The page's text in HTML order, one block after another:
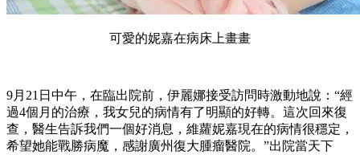
可愛的妮嘉在病床上畫畫
9月21日中午，在臨出院前，伊麗娜接受訪問時激動地說：“經
過4個月的治療，我女兒的病情有了明顯的好轉。這次回來復
查，醫生告訴我們一個好消息，維蘿妮嘉現在的病情很穩定，
希望她能戰勝病魔，感謝廣州復大腫瘤醫院。”出院當天下